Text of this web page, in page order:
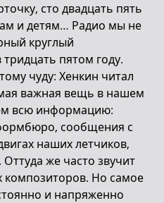
сто двадцать пять
и детям… Радио мы не
круглый
пятом году.
чуду: Хенкин читал
важная вещь в нашем
всю информацию:
сообщения с
наших летчиков,
же часто звучит
композиторов. Но самое
и напряженно